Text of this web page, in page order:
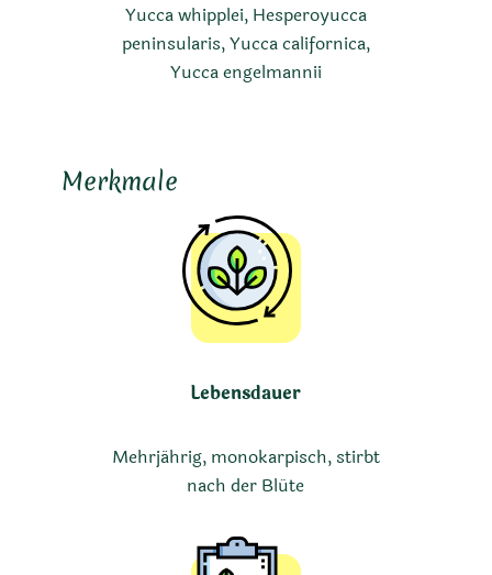
Yucca whipplei, Hesperoyucca
peninsularis, Yucca californica,
Yucca engelmannii
Merkmale
Lebensdauer
Mehrjährig, monokarpisch, stirbt
nach der Blüte